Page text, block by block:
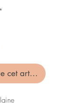
*
cet article est